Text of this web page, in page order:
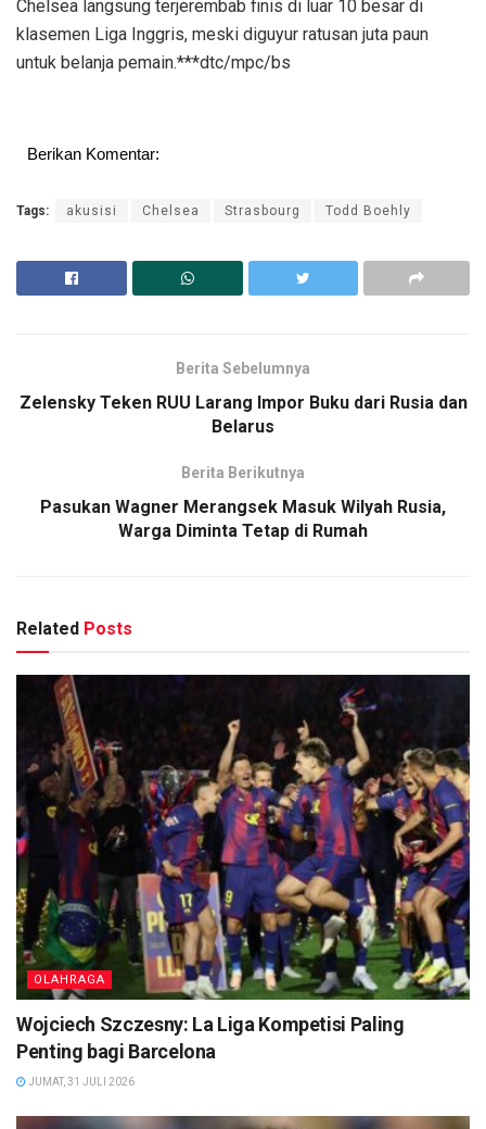
Chelsea langsung terjerembab finis di luar 10 besar di
klasemen Liga Inggris, meski diguyur ratusan juta paun
untuk belanja pemain.***dtc/mpc/bs
Berikan Komentar:
Tags: akusisi Chelsea Strasbourg Todd Boehly
Berita Sebelumnya
Zelensky Teken RUU Larang Impor Buku dari Rusia dan
Belarus
Berita Berikutnya
Pasukan Wagner Merangsek Masuk Wilyah Rusia,
Warga Diminta Tetap di Rumah
Related Posts
OLAHRAGA
Wojciech Szczesny: La Liga Kompetisi Paling
Penting bagi Barcelona
JUMAT, 31 JULI 2026